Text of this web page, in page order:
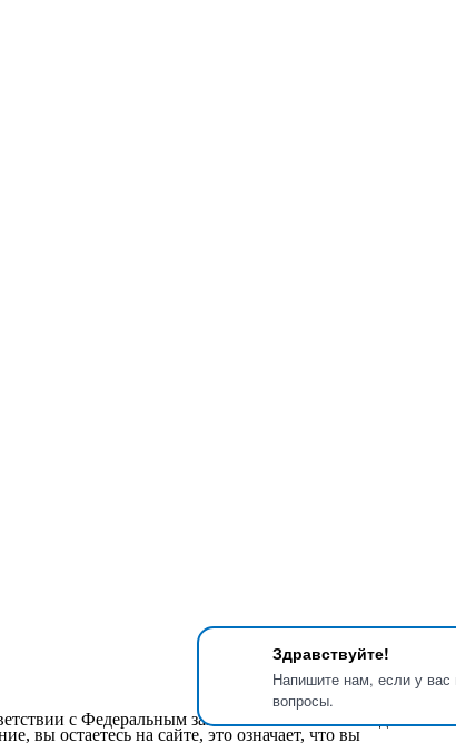
Здравствуйте!
Напишите нам, если у вас
вопросы.
с Федеральным законом от 27.07.2006 года
вы остаетесь на сайте, это означает, что вы